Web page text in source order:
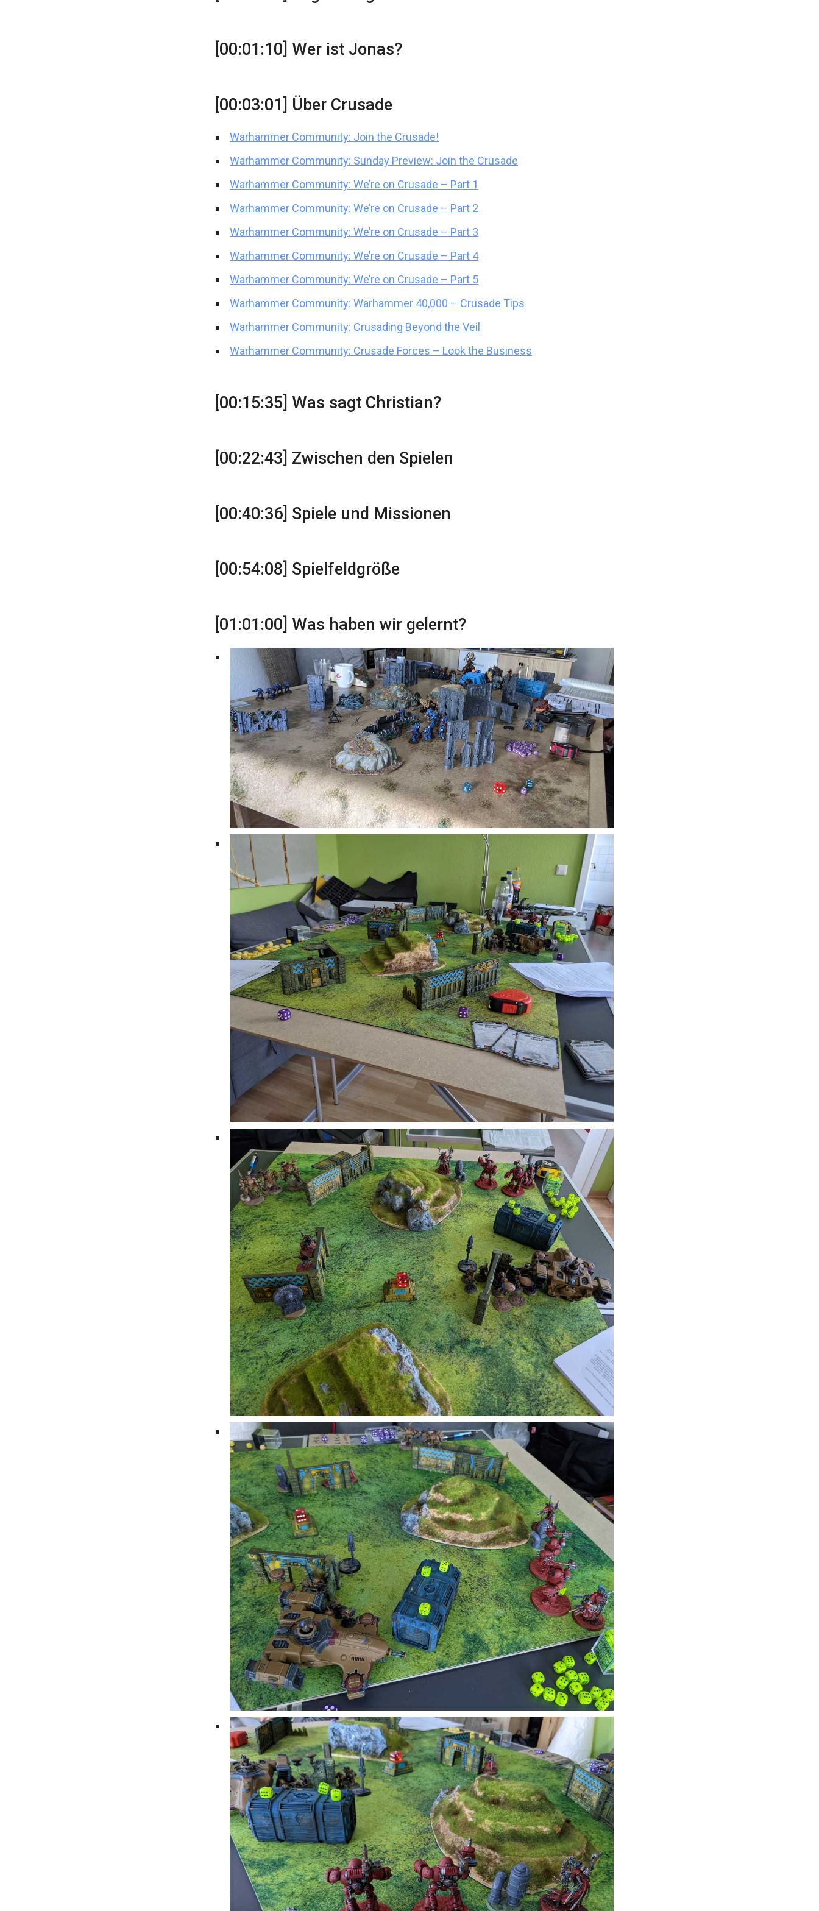
[00:01:10] Wer ist Jonas?
[00:03:01] Über Crusade
Warhammer Community: Join the Crusade!
Warhammer Community: Sunday Preview: Join the Crusade
Warhammer Community: We’re on Crusade – Part 1
Warhammer Community: We’re on Crusade – Part 2
Warhammer Community: We’re on Crusade – Part 3
Warhammer Community: We’re on Crusade – Part 4
Warhammer Community: We’re on Crusade – Part 5
Warhammer Community: Warhammer 40,000 – Crusade Tips
Warhammer Community: Crusading Beyond the Veil
Warhammer Community: Crusade Forces – Look the Business
[00:15:35] Was sagt Christian?
[00:22:43] Zwischen den Spielen
[00:40:36] Spiele und Missionen
[00:54:08] Spielfeldgröße
[01:01:00] Was haben wir gelernt?